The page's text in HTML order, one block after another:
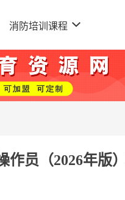
消防培训课程
作员（2026年版